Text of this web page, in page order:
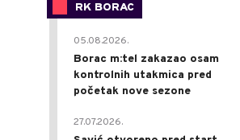
RK BORAC
05.08.2026.
Borac m:tel zakazao osam
kontrolnih utakmica pred
početak nove sezone
27.07.2026.